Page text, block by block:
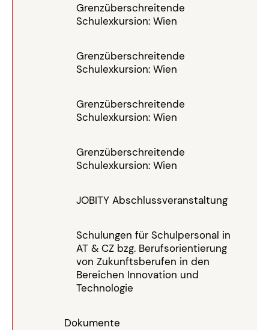
Grenzüberschreitende
Schulexkursion: Wien
Grenzüberschreitende
Schulexkursion: Wien
Grenzüberschreitende
Schulexkursion: Wien
Grenzüberschreitende
Schulexkursion: Wien
JOBITY Abschlussveranstaltung
Schulungen für Schulpersonal in
AT & CZ bzg. Berufsorientierung
von Zukunftsberufen in den
Bereichen Innovation und
Technologie
Dokumente